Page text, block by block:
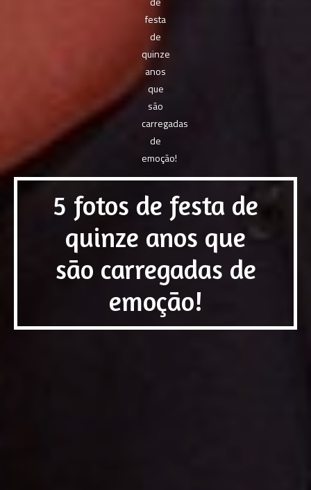
5 fotos de festa de
quinze anos que
são carregadas de
emoção!